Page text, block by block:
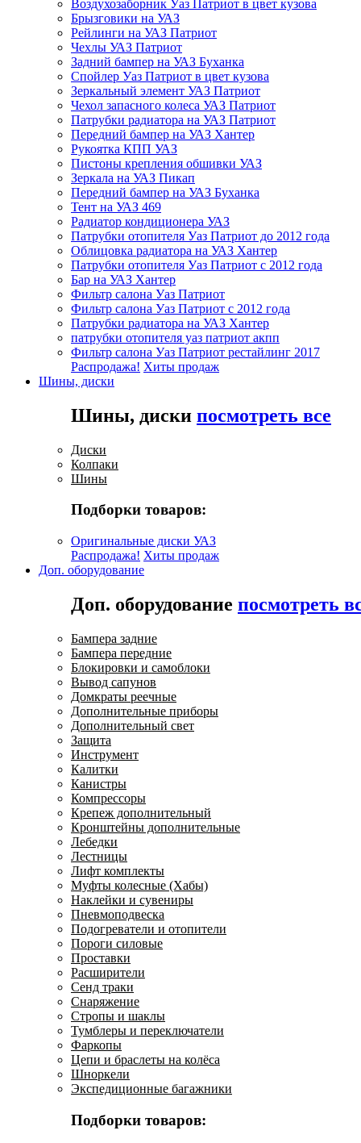
Воздухозаборник Уаз Патриот в цвет кузова
Брызговики на УАЗ
Рейлинги на УАЗ Патриот
Чехлы УАЗ Патриот
Задний бампер на УАЗ Буханка
Спойлер Уаз Патриот в цвет кузова
Зеркальный элемент УАЗ Патриот
Чехол запасного колеса УАЗ Патриот
Патрубки радиатора на УАЗ Патриот
Передний бампер на УАЗ Хантер
Рукоятка КПП УАЗ
Пистоны крепления обшивки УАЗ
Зеркала на УАЗ Пикап
Передний бампер на УАЗ Буханка
Тент на УАЗ 469
Радиатор кондиционера УАЗ
Патрубки отопителя Уаз Патриот до 2012 года
Облицовка радиатора на УАЗ Хантер
Патрубки отопителя Уаз Патриот с 2012 года
Бар на УАЗ Хантер
Фильтр салона Уаз Патриот
Фильтр салона Уаз Патриот с 2012 года
Патрубки радиатора на УАЗ Хантер
патрубки отопителя уаз патриот акпп
Фильтр салона Уаз Патриот рестайлинг 2017
Распродажа! Хиты продаж
Шины, диски
Шины, диски посмотреть все
Диски
Колпаки
Шины
Подборки товаров:
Оригинальные диски УАЗ
Распродажа! Хиты продаж
Доп. оборудование
Доп. оборудование посмотреть
Бампера задние
Бампера передние
Блокировки и самоблоки
Вывод сапунов
Домкраты реечные
Дополнительные приборы
Дополнительный свет
Защита
Инструмент
Калитки
Канистры
Компрессоры
Крепеж дополнительный
Кронштейны дополнительные
Лебедки
Лестницы
Лифт комплекты
Муфты колесные (Хабы)
Наклейки и сувениры
Пневмоподвеска
Подогреватели и отопители
Пороги силовые
Проставки
Расширители
Сенд траки
Снаряжение
Стропы и шаклы
Тумблеры и переключатели
Фаркопы
Цепи и браслеты на колёса
Шноркели
Экспедиционные багажники
Подборки товаров: